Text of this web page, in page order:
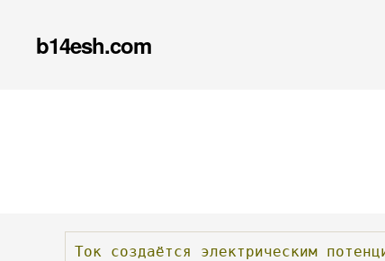
b14esh.com
Ток создаётся электрическим